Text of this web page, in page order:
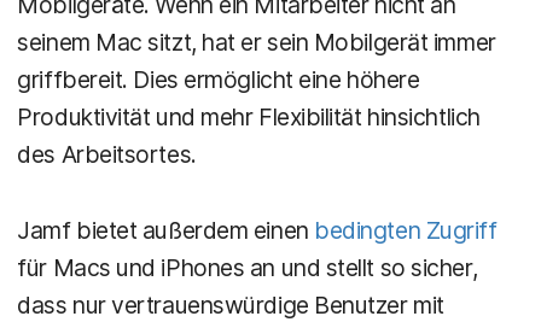
seinem Mac sitzt, hat er sein Mobilgerät immer
griffbereit. Dies ermöglicht eine höhere
Produktivität und mehr Flexibilität hinsichtlich
des Arbeitsortes.
Jamf bietet außerdem einen bedingten Zugriff
für Macs und iPhones an und stellt so sicher,
dass nur vertrauenswürdige Benutzer mit